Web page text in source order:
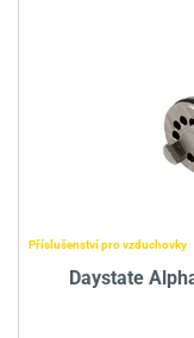
Příslušenství pro vzduchovky
Daystate